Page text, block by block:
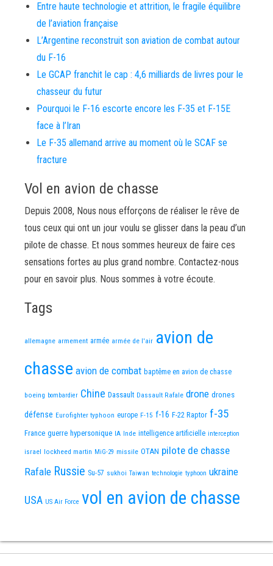
Entre haute technologie et attrition, le fragile équilibre
de l’aviation française
L’Argentine reconstruit son aviation de combat autour
du F-16
Le GCAP franchit le cap : 4,6 milliards de livres pour le
chasseur du futur
Pourquoi le F-16 escorte encore les F-35 et F-15E
face à l’Iran
Le F-35 allemand arrive au moment où le SCAF se
fracture
Vol en avion de chasse
Depuis 2008, Nous nous efforçons de réaliser le rêve de
tous ceux qui ont un jour voulu se glisser dans la peau d’un
pilote de chasse. Et nous sommes heureux de faire ces
sensations fortes au plus grand nombre. Contactez-nous
pour en savoir plus. Nous sommes à votre écoute.
Tags
allemagne armement armée armée de l'air avion de
chasse avion de combat baptême en avion de chasse
boeing bombardier Chine Dassault Dassault Rafale drone drones
défense Eurofighter typhoon europe F-15 f-16 F-22 Raptor f-35
France guerre hypersonique IA Inde intelligence artificielle interception
israel lockheed martin MiG-29 missile OTAN pilote de chasse
Rafale Russie Su-57 sukhoi Taiwan technologie typhoon ukraine
USA US Air Force vol en avion de chasse